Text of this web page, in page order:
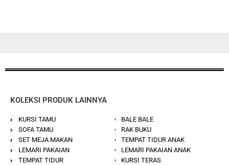
KOLEKSI PRODUK LAINNYA
KURSI TAMU
SOFA TAMU
SET MEJA MAKAN
LEMARI PAKAIAN
TEMPAT TIDUR
BALE BALE
RAK BUKU
TEMPAT TIDUR ANAK
LEMARI PAKAIAN ANAK
KURSI TERAS